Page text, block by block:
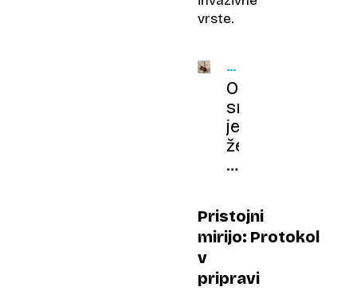
vrste.
TUJERODNE
VRSTE
Orientalski
sršen
je
že
pri
Ukrepajte,
preden
prepozno!
Pristojni
mirijo: Protokol
v
pripravi